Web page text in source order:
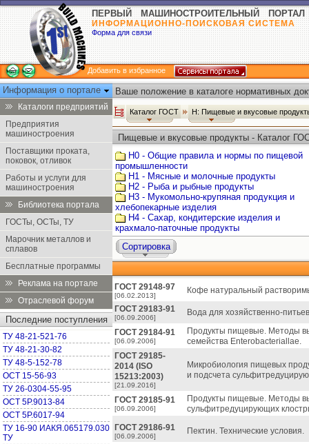
ПЕРВЫЙ МАШИНОСТРОИТЕЛЬНЫЙ ПОРТАЛ
ИНФОРМАЦИОННО-ПОИСКОВАЯ СИСТЕМА
Форма для связи
Добавить в избранное
Информация о портале
Каталоги предприятий
Предприятия
машиностроения
Поставщики проката,
поковок, отливок
Работы и услуги для
машиностроения
Библиотека портала
ГОСТы, ОСТы, ТУ
Марочник металлов и
сплавов
Бесплатные программы
Реклама на портале
Отраслевой форум
Последние поступления
ТУ 48-21-521-76
ТУ 48-21-30-82
ТУ 48-5-152-78
ОСТ 15-56-93
ТУ 26-0304-55-95
ОСТ 5Р.9013-84
ОСТ 5Р.6017-94
ТУ 16-90 ИАКЯ.065179.030
ТУ
Ваше положение в каталоге нормативных
Каталог ГОСТ Н: Пищевые и вкусовые
Пищевые и вкусовые продукты - Каталог
Н0 - Общие правила и нормы по пищевой
промышленности
Н1 - Мясные и молочные продукты
Н2 - Рыба и рыбные продукты
Н3 - Мукомольно-крупяная продукция и
хлебопекарные изделия
Н4 - Сахар, кондитерские изделия и
крахмало-паточные продукты
Сортировка
ГОСТ 29148-97
[06.02.2013]
Кофе натуральный
ГОСТ 29183-91
[06.09.2006]
Вода для хозяйственно-
ГОСТ 29184-91
[06.09.2006]
Продукты пищевые. Методы
семейства Enterobacteriallae.
ГОСТ 29185-
2014 (ISO
15213:2003)
[21.09.2016]
Микробиология пищевых
и подсчета
ГОСТ 29185-91
[06.09.2006]
Продукты пищевые. Методы
сульфитредуцирующих
ГОСТ 29186-91
[06.09.2006]
Пектин. Технические условия.